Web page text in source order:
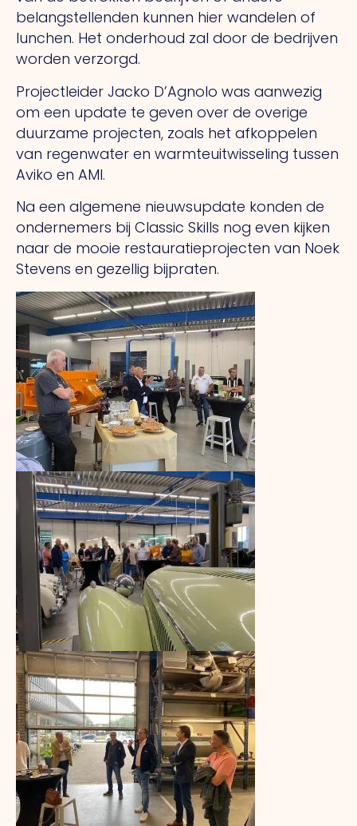
belangstellenden kunnen hier wandelen of
lunchen. Het onderhoud zal door de bedrijven
worden verzorgd.
Projectleider Jacko D’Agnolo was aanwezig
om een update te geven over de overige
duurzame projecten, zoals het afkoppelen
van regenwater en warmteuitwisseling tussen
Aviko en AMI.
Na een algemene nieuwsupdate konden de
ondernemers bij Classic Skills nog even kijken
naar de mooie restauratieprojecten van Noek
Stevens en gezellig bijpraten.